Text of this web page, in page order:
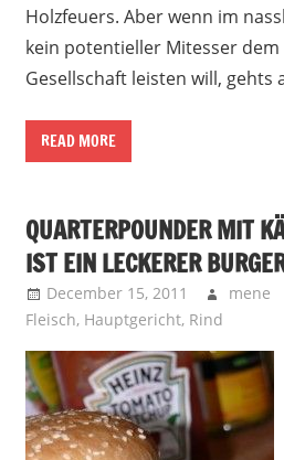
Holzfeuers. Aber wenn im
kein potentieller Mitesser dem
Gesellschaft leisten will, gehts
READ MORE
QUARTERPOUNDER MIT
IST EIN LECKERER
December 15, 2011 mene
Fleisch, Hauptgericht, Rind